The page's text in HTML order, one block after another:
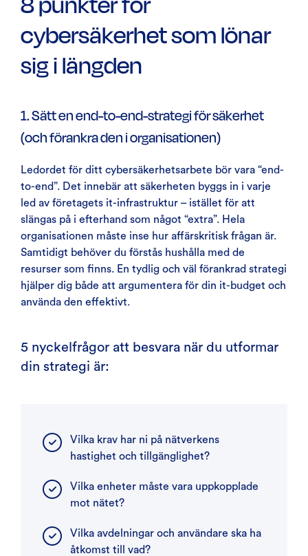
cybersäkerhet som lönar
sig i längden
1. Sätt en end-to-end-strategi för säkerhet
(och förankra den i organisationen)
Ledordet för ditt cybersäkerhetsarbete bör vara “end-
to-end”. Det innebär att säkerheten byggs in i varje
led av företagets it-infrastruktur – istället för att
slängas på i efterhand som något “extra”. Hela
organisationen måste inse hur affärskritisk frågan är.
Samtidigt behöver du förstås hushålla med de
resurser som finns. En tydlig och väl förankrad strategi
hjälper dig både att argumentera för din it-budget och
använda den effektivt.
5 nyckelfrågor att besvara när du utformar
din strategi är:
Vilka krav har ni på nätverkens
hastighet och tillgänglighet?
Vilka enheter måste vara uppkopplade
mot nätet?
Vilka avdelningar och användare ska ha
åtkomst till vad?